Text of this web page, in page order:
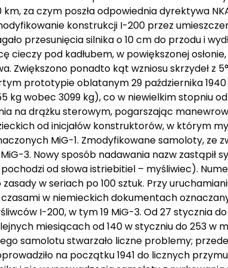
za czym poszła odpowiednia dyrektywa
konstrukcji I-200 przez
przesunięcia silnika o 10 cm do przodu i
cieczy pod kadłubem, w powiększonej
Zwiększono ponadto kąt wzniosu skrzydeł z
prototypie oblatanym 29 października
kg wobec 3099 kg), co w niewielkim stopniu
na drążku sterowym, pogarszając
od inicjałów konstruktorów, w którym
MiG-1. Zmodyfikowane samoloty, ze
3. Nowy sposób nadawania nazw zastąpił
od słowa istriebitiel – myśliwiec).
zasady w seriach po 100 sztuk. Przy
w niemieckich dokumentach
I-200, w tym 19 MiG-3. Od 27 stycznia
miesiącach od 140 w styczniu do 253 w
samolotu stwarzało liczne problemy;
na początku 1941 do licznych